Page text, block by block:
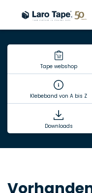
Tape webshop
Klebeband von A bis Z
Downloads